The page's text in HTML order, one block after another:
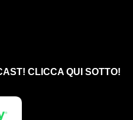
CLICCA QUI SOTTO!